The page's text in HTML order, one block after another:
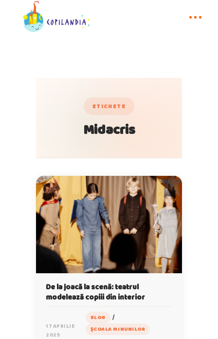
ETICHETE
Midacris
De la joacă la scenă: teatrul
modelează copiii din interior
17 APRILIE
2025
BLOG /
ȘCOALA MINUNILOR